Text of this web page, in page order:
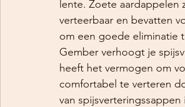
lente. Zoete aardappelen
verteerbaar en bevatten
om een ​​goede eliminatie
Gember verhoogt je
heeft het vermogen om
comfortabel te verteren
van